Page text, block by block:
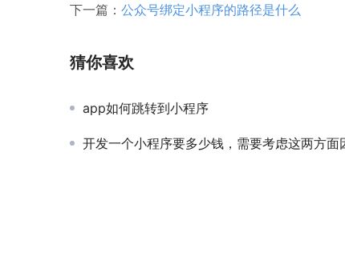
下一篇： 公众号绑定小程序的路径是什么
猜你喜欢
app如何跳转到小程序
开发一个小程序要多少钱，需要考虑这两方面